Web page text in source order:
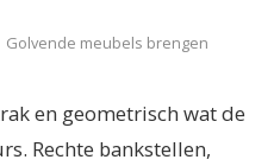
Golvende meubels brengen
en geometrisch wat de
Rechte bankstellen,